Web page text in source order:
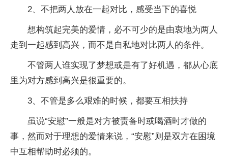
2、不把两人放在一起对比，感受当下的喜悦
想构筑起完美的爱情，必不可少的是由衷地为两人
走到一起感到高兴，而不是自私地对比两人的条件。
不管两人谁实现了梦想或是有了好机遇，都从心底
里为对方感到高兴是很重要的。
3、不管是多么艰难的时候，都要互相扶持
虽说“安慰”一般是对方被责备时或喝酒时才做的
事，然而对于理想的爱情来说，“安慰”则是双方在困境
中互相帮助时必须的。